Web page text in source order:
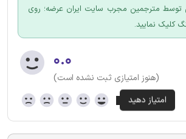
توسط مترجمین مجرب سایت ایران عرضه؛ روی
کلیک نمایید.
۰.۰
(هنوز امتیازی ثبت نشده است)